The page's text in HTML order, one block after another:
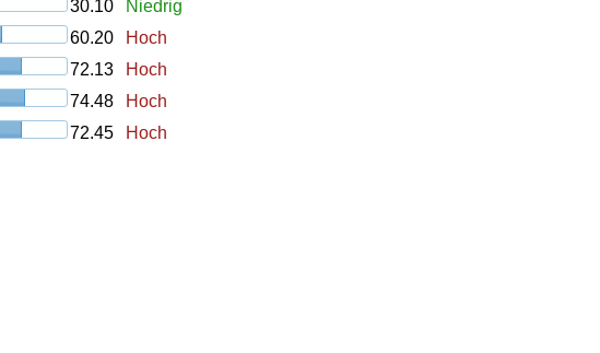
30.10
Niedrig
60.20
Hoch
72.13
Hoch
74.48
Hoch
72.45 Hoch